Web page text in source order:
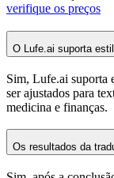
verifique os preços
O Lufe.ai suporta
Sim, Lufe.ai suporta
ser ajustados para
medicina e finanças.
Os resultados da